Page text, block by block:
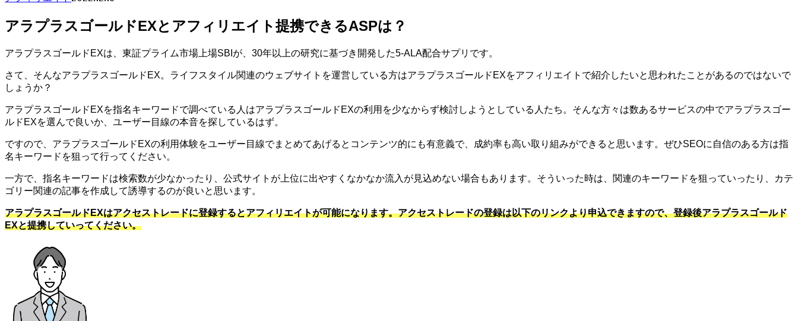
アラプラスゴールドEXとアフィリエイト提携できるASPは？
アラプラスゴールドEXは、東証プライム市場上場SBIが、30年以上の研究に基づき開発した5-ALA配合サプリです。
さて、そんなアラプラスゴールドEX。ライフスタイル関連のウェブサイトを運営している方はアラプラスゴールドEXをアフィリエイトで紹介したいと思われたことがあるのではないで
しょうか？
アラプラスゴールドEXを指名キーワードで調べている人はアラプラスゴールドEXの利用を少なからず検討しようとしている人たち。そんな方々は数あるサービスの中でアラプラスゴー
ルドEXを選んで良いか、ユーザー目線の本音を探しているはず。
ですので、アラプラスゴールドEXの利用体験をユーザー目線でまとめてあげるとコンテンツ的にも有意義で、成約率も高い取り組みができると思います。ぜひSEOに自信のある方は指
名キーワードを狙って行ってください。
一方で、指名キーワードは検索数が少なかったり、公式サイトが上位に出やすくなかなか流入が見込めない場合もあります。そういった時は、関連のキーワードを狙っていったり、カテ
ゴリー関連の記事を作成して誘導するのが良いと思います。
アラプラスゴールドEXはアクセストレードに登録するとアフィリエイトが可能になります。アクセストレードの登録は以下のリンクより申込できますので、登録後アラプラスゴールド
EXと提携していってください。